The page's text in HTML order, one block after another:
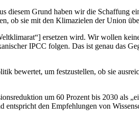
Grund haben wir die Schaffung
ob sie mit den Klimazielen der Union
ersetzen wird. Wir wollen
IPCC folgen. Das ist genau das
bewertet, um festzustellen, ob sie
um 60 Prozent bis 2030 als
den Empfehlungen von